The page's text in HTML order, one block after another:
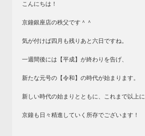
こんにちは！
京鐘銀座店の秩父です＾＾
気が付けば四月も残りあと六日ですね。
一週間後には【平成】が終わりを告げ、
新たな元号の【令和】の時代が始まります。
新しい時代の始まりとともに、これまで以上に
京鐘も日々精進していく所存でございます！